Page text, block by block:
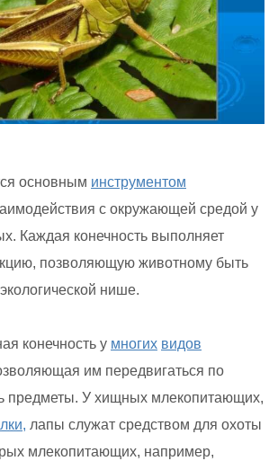
основным инструментом
с окружающей средой у
Каждая конечность выполняет
позволяющую животному быть
нише.
конечность у многих видов
им передвигаться по
предметы. У хищных млекопитающих,
лапы служат средством для охоты
млекопитающих, например,